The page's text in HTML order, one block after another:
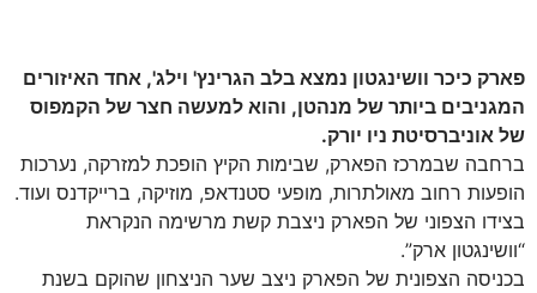
פארק כיכר וושינגטון נמצא בלב הגרינץ' וילג', אחד האיזורים
המגניבים ביותר של מנהטן, והוא למעשה חצר של הקמפוס
של אוניברסיטת ניו יורק.
ברחבה שבמרכז הפארק, שבימות הקיץ הופכת למזרקה, נערכות
הופעות רחוב מאולתרות, מופעי סטנדאפ, מוזיקה, ברייקדנס ועוד.
בצידו הצפוני של הפארק ניצבת קשת מרשימה הנקראת
“וושינגטון ארק”.
בכניסה הצפונית של הפארק ניצב שער הניצחון שהוקם בשנת